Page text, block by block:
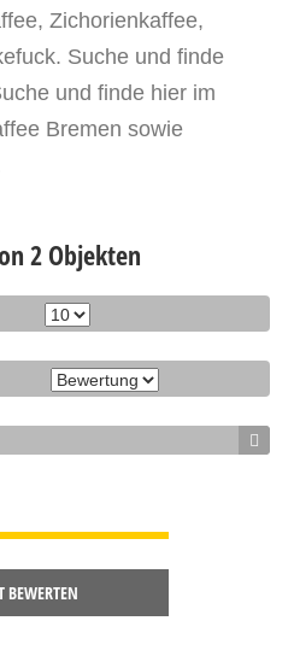
Zichorienkaffee,
Suche und finde
und finde hier im
Bremen sowie
2 Objekten
BEWERTEN